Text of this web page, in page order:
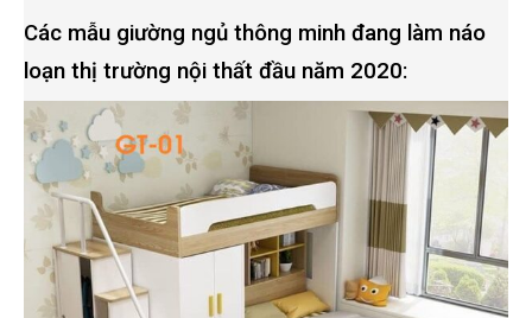
Các mẫu giường ngủ thông minh đang làm náo
loạn thị trường nội thất đầu năm 2020: